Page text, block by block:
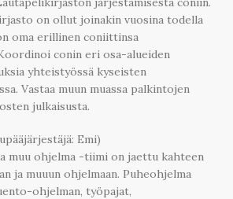
on ollut joinakin vuosina todella
oma erillinen coniittinsa
conin eri osa-alueiden
yhteistyössä kyseisten
Vastaa muun muassa palkintojen
julkaisusta.
Emi)
muu ohjelma -tiimi on jaettu kahteen
ja muuun ohjelmaan. Puheohjelma
ohjelman, työpajat,